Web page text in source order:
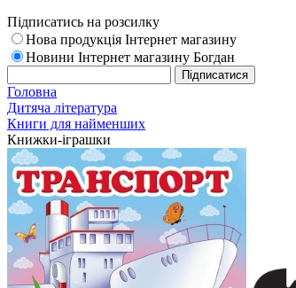
Підписатись на розсилку
Нова продукція Інтернет магазину
Новини Інтернет магазину Богдан
Головна
Дитяча література
Книги для найменших
Книжки-іграшки